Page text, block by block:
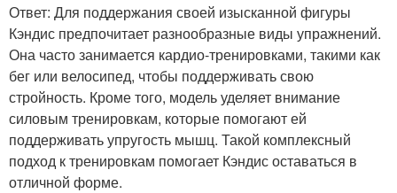
Ответ: Для поддержания своей изысканной фигуры
Кэндис предпочитает разнообразные виды упражнений.
Она часто занимается кардио-тренировками, такими как
бег или велосипед, чтобы поддерживать свою
стройность. Кроме того, модель уделяет внимание
силовым тренировкам, которые помогают ей
поддерживать упругость мышц. Такой комплексный
подход к тренировкам помогает Кэндис оставаться в
отличной форме.